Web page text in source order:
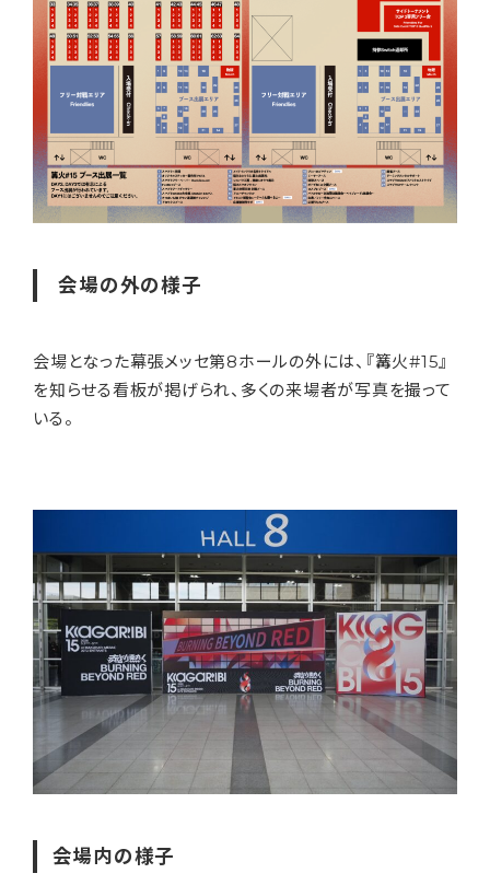
会場の外の様子
会場となった幕張メッセ第8ホールの外には、『篝火#15』
を知らせる看板が掲げられ、多くの来場者が写真を撮って
いる。
会場内の様子